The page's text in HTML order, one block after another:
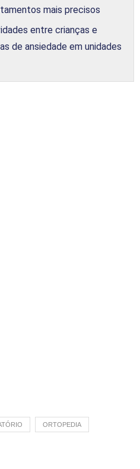
mais precisos
entre crianças e
de ansiedade em unidades
ORTOPEDIA